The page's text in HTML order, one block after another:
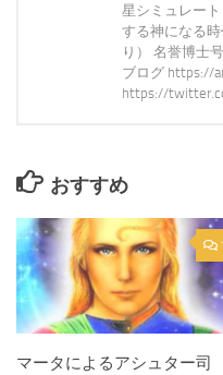
星シミュレー
する神になる
り） 名誉博士
ブログ https://
https://
おすすめ
マータによるアシュター司